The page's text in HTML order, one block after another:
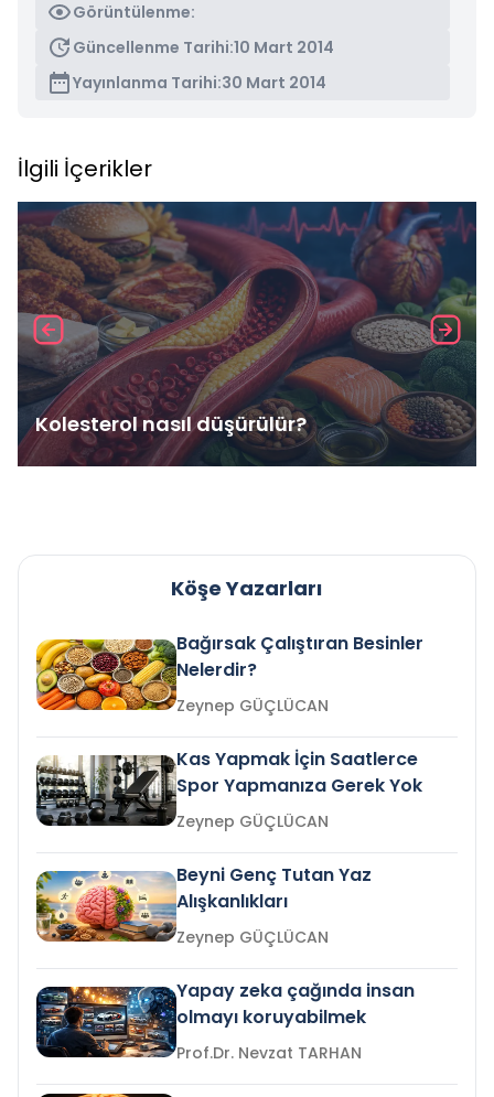
Görüntülenme:
Güncellenme Tarihi:10 Mart 2014
Yayınlanma Tarihi:30 Mart 2014
İlgili İçerikler
Kolesterol nasıl düşürülür?
Köşe Yazarları
Bağırsak Çalıştıran Besinler
Nelerdir?
Zeynep GÜÇLÜCAN
Kas Yapmak İçin Saatlerce
Spor Yapmanıza Gerek Yok
Zeynep GÜÇLÜCAN
Beyni Genç Tutan Yaz
Alışkanlıkları
Zeynep GÜÇLÜCAN
Yapay zeka çağında insan
olmayı koruyabilmek
Prof.Dr. Nevzat TARHAN